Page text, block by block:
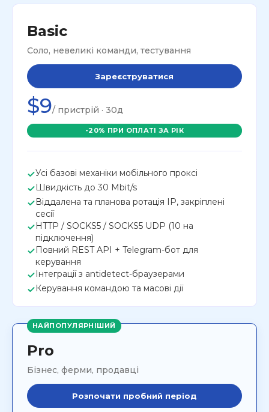
Basic
Соло, невеликі команди, тестування
Зареєструватися
$9/ пристрій · 30д
-20% ПРИ ОПЛАТІ ЗА РІК
Усі базові механіки мобільного проксі
Швидкість до 30 Mbit/s
Віддалена та планова ротація IP, закріплені
сесії
HTTP / SOCKS5 / SOCKS5 UDP (10 на
підключення)
Повний REST API + Telegram-бот для
керування
Інтеграції з antidetect-браузерами
Керування командою та масові дії
НАЙПОПУЛЯРНІШИЙ
Pro
Бізнес, ферми, продавці
Розпочати пробний період